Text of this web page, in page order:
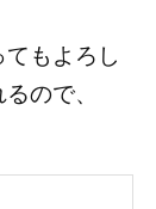
てもよろし
ので、